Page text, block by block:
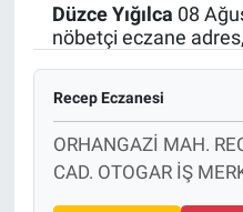
Düzce Yığılca 08
nöbetçi eczane
Recep Eczanesi
ORHANGAZİ MAH.
CAD. OTOGAR İŞ